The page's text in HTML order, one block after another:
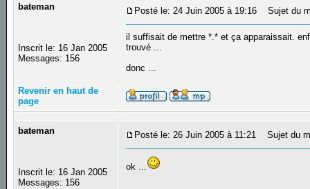
bateman
Inscrit le: 16 Jan 2005
Messages: 156
Posté le: 24 Juin 2005 à 19:16 Sujet du
il suffisait de mettre *.* et ça apparaissait.
trouvé ...
donc ...
Revenir en haut de
page
bateman
Inscrit le: 16 Jan 2005
Messages: 156
Posté le: 26 Juin 2005 à 11:21 Sujet du
ok ...